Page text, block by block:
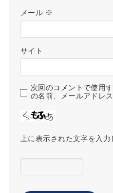
メール ※
サイト
次回のコメントで使用
の名前、メールアドレ
上に表示された文字を入力